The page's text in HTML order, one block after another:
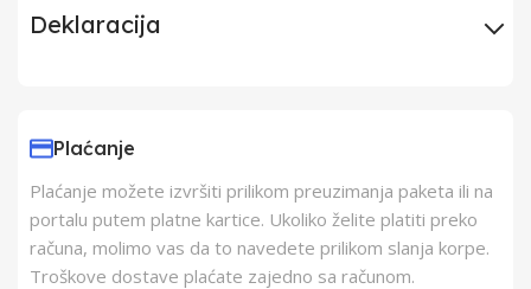
Deklaracija
Proizvođač Changzhou AVI
Zemlja Porekla
Plaćanje
Plaćanje možete izvršiti prilikom preuzimanja paketa ili na
portalu putem platne kartice. Ukoliko želite platiti preko
računa, molimo vas da to navedete prilikom slanja korpe.
Troškove dostave plaćate zajedno sa računom.